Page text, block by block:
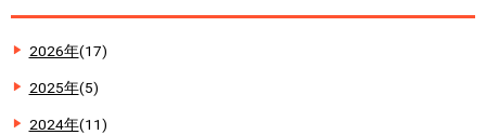
2026年(17)
2025年(5)
2024年(11)